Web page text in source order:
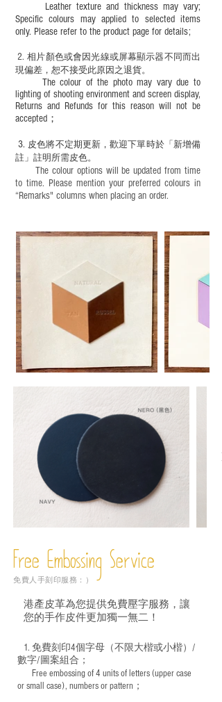
Leather texture and thickness may vary;
Specific colours may applied to selected items
only. Please refer to the product page for details;
​2.相片顏色或會因光線或屏幕顯示器不同而出
現偏差，恕不接受此原因之退貨。
The colour of the photo may vary due to
lighting of shooting environment and screen display,
Returns and Refunds for this reason will not be
accepted；
3. 皮色將不定期更新，歡迎下單時於「新增備
註」註明 所需皮色。
The colour options will be updated from time
to time. Please mention your preferred colours in
“Remarks" columns when placing an order.
Free Embossing Service
免費人手刻印服務：）
港產皮革為您提供免費壓字服務，讓
您的手作皮件更加獨一無二！
1. 免費刻印4個字母（不限大楷或小楷）/
數字/圖案組合；
Free embossing of 4 units of letters (upper case
or small case), numbers or pattern；